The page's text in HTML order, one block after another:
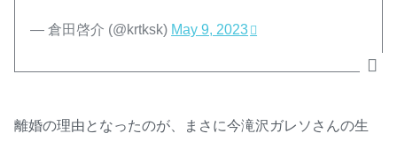
— 倉田啓介 (@krtksk) May 9, 2023
離婚の理由となったのが、まさに今滝沢ガレソさんの生